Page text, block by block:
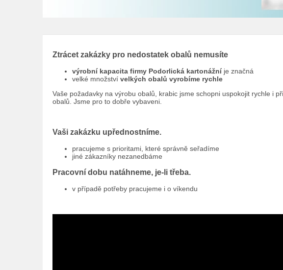
Ztrácet zakázky pro nedostatek obalů nemusíte
výrobní kapacita firmy Podorlická kartonážníje značná
velké množství velkých obalů vyrobíme rychle
Vaše požadavky na výrobu obalů, krabic jsme schopni uspokojit rychle i
obalů. Jsme pro to dobře vybaveni.
Vaši zakázku upřednostníme.
pracujeme s prioritami, které správně seřadíme
jiné zákazníky nezanedbáme
Pracovní dobu natáhneme, je-li třeba.
v případě potřeby pracujeme i o víkendu